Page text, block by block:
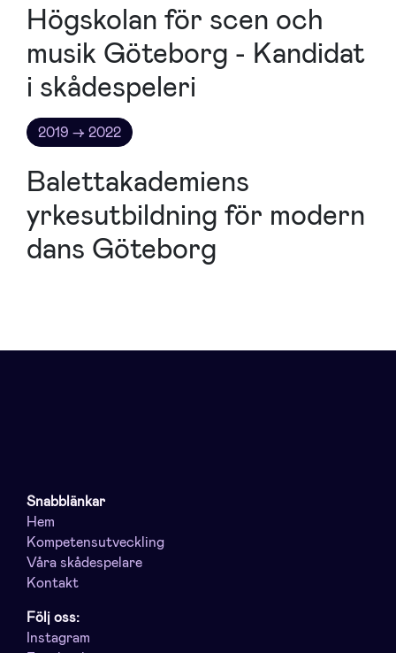
Högskolan för scen och
musik Göteborg - Kandidat
i skådespeleri
2019 → 2022
Balettakademiens
yrkesutbildning för modern
dans Göteborg
Snabblänkar
Hem
Kompetensutveckling
Våra skådespelare
Kontakt
Följ oss:
Instagram